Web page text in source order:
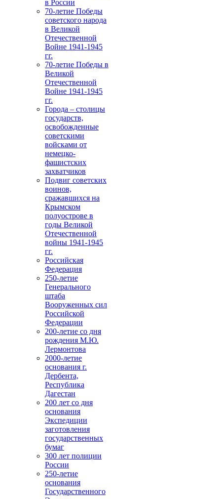
в России
70-летие Победы
советского народа
в Великой
Отечественной
Войне 1941-1945
гг.
70-летие Победы в
Великой
Отечественной
Войне 1941-1945
гг.
Города – столицы
государств,
освобожденные
советскими
войсками от
немецко-
фашистских
захватчиков
Подвиг советских
воинов,
сражавшихся на
Крымском
полуострове в
годы Великой
Отечественной
войны 1941-1945
гг.
Российская
Федерация
250-летие
Генерального
штаба
Вооруженных сил
Российской
Федерации
200-летие со дня
рождения М.Ю.
Лермонтова
2000-летие
основания г.
Дербента,
Республика
Дагестан
200 лет со дня
основания
Экспедиции
заготовления
государственных
бумаг
300 лет полиции
России
250-летие
основания
Государственного